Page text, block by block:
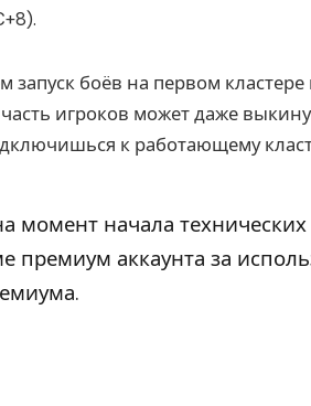
запуск боёв на первом
игроков может даже
к работающему
момент начала
премиум аккаунта за